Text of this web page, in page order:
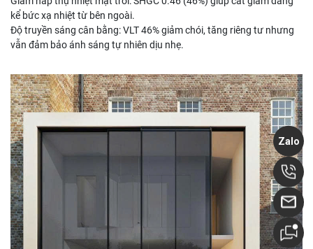
kể bức xạ nhiệt từ bên ngoài.
Độ truyền sáng cân bằng: VLT 46% giảm chói, tăng riêng tư nhưng
vẫn đảm bảo ánh sáng tự nhiên dịu nhẹ.
Zalo